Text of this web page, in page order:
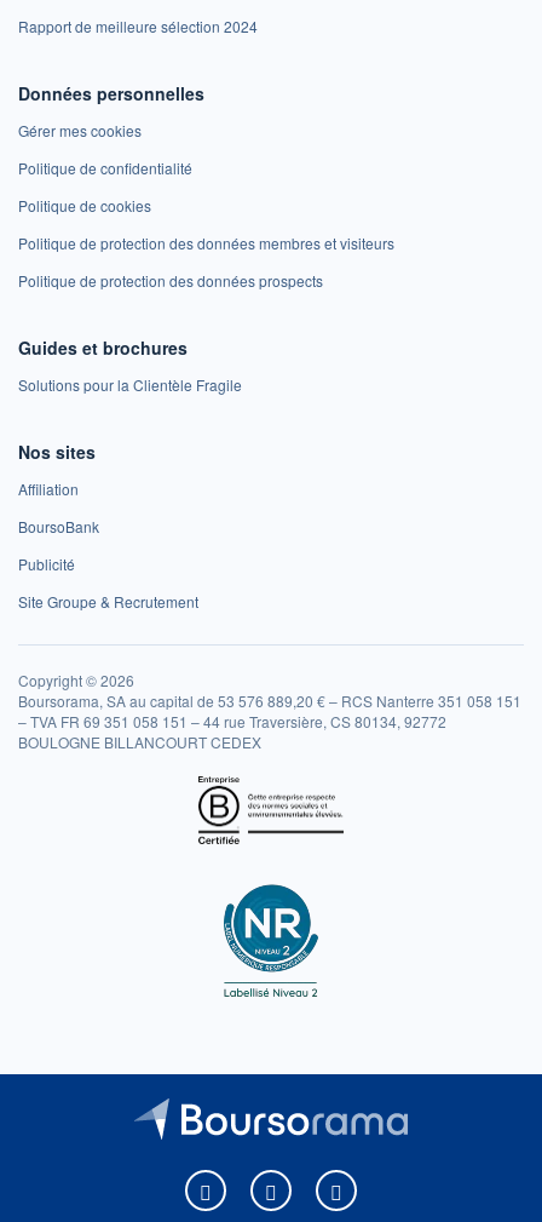
Rapport de meilleure sélection 2024
Données personnelles
Gérer mes cookies
Politique de confidentialité
Politique de cookies
Politique de protection des données membres et visiteurs
Politique de protection des données prospects
Guides et brochures
Solutions pour la Clientèle Fragile
Nos sites
Affiliation
BoursoBank
Publicité
Site Groupe & Recrutement
Copyright © 2026
Boursorama, SA au capital de 53 576 889,20 € – RCS Nanterre 351 058 151
– TVA FR 69 351 058 151 – 44 rue Traversière, CS 80134, 92772
BOULOGNE BILLANCOURT CEDEX
Boursorama sur Facebook
Boursorama sur XBoursorama sur